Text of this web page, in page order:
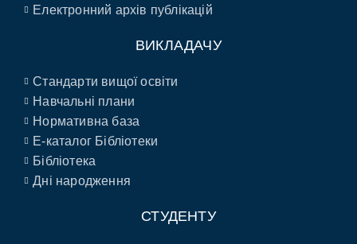
Електронний архів публікацій
ВИКЛАДАЧУ
Стандарти вищої освіти
Навчальні плани
Нормативна база
E-каталог Бібліотеки
Бібліотека
Дні народження
СТУДЕНТУ